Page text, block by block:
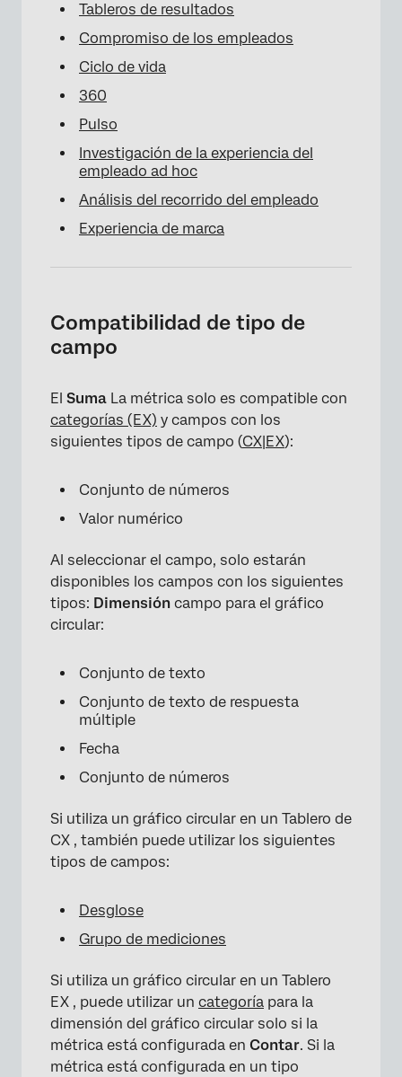
Tableros de resultados
Compromiso de los empleados
Ciclo de vida
360
Pulso
Investigación de la experiencia del
empleado ad hoc
Análisis del recorrido del empleado
Experiencia de marca
Compatibilidad de tipo de
campo
El Suma La métrica solo es compatible con
categorías (EX) y campos con los
siguientes tipos de campo (CX|EX):
Conjunto de números
Valor numérico
Al seleccionar el campo, solo estarán
disponibles los campos con los siguientes
tipos: Dimensión campo para el gráfico
circular:
Conjunto de texto
Conjunto de texto de respuesta
múltiple
Fecha
Conjunto de números
Si utiliza un gráfico circular en un Tablero de
CX , también puede utilizar los siguientes
tipos de campos:
Desglose
Grupo de mediciones
Si utiliza un gráfico circular en un Tablero
EX , puede utilizar un categoría para la
dimensión del gráfico circular solo si la
métrica está configurada en Contar. Si la
métrica está configurada en un tipo